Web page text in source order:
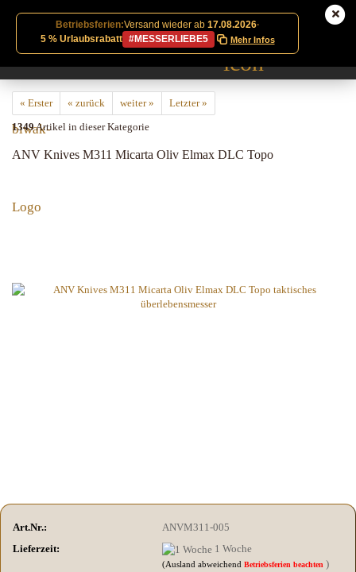
Betriebsferien:Versand wieder ab 17.08.2026·
5 % Urlaubsrabatt
#MESSERLIEBE5 Mehr Infos
« Erster « zurück weiter »
Letzter »
1349Artikel in dieser Kategorie
ANV Knives M311 Micarta Oliv Elmax DLC Topo
Art.Nr.:
ANVM311-005
Lieferzeit:
1 Woche
(Ausland abweichendBetriebsferien beachten )